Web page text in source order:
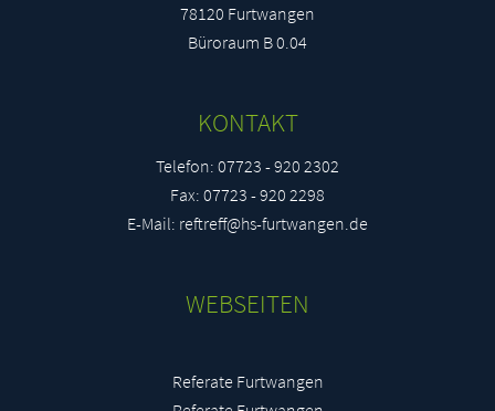
78120 Furtwangen
Büroraum B 0.04
KONTAKT
Telefon: 07723 - 920 2302
Fax: 07723 - 920 2298
E-Mail: reftreff@hs-furtwangen.de
WEBSEITEN
Referate Furtwangen